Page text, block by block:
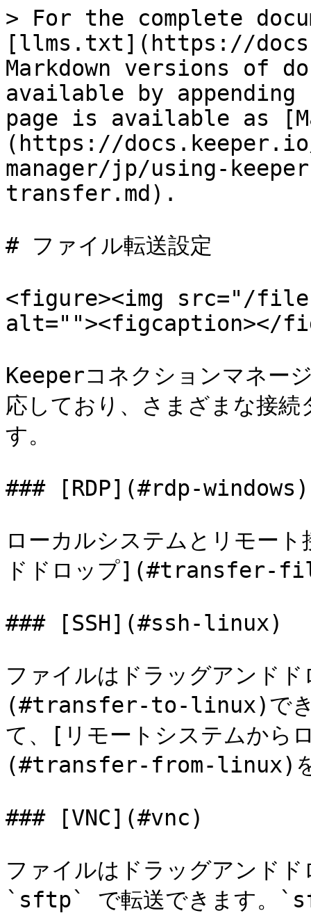
> For the complete
[llms.txt](https://
Markdown versions of
available by
page is available as
(https://
manager/jp/using-
transfer.md).
# ファイル転送設定
<figure><img src="/files/
alt=""><figcaption></
Keeperコネクションマネー
応しており、さまざまな接
す。
### [RDP](#rdp-windows)
ローカルシステムとリモー
ドドロップ](#transfer-
### [SSH](#ssh-linux)
ファイルはドラッグアンド
(#transfer-to-linux)でき
て、[リモートシステムから
(#transfer-from-linux)を
### [VNC](#vnc)
ファイルはドラッグアンド
`sftp` で転送できます。